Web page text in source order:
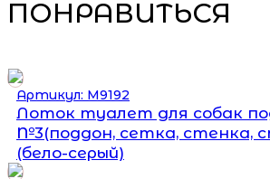
ПОНРАВИТЬСЯ
Артикул: М9192
Лоток туалет для собак
№3(поддон, сетка, стенка,
(бело-серый)